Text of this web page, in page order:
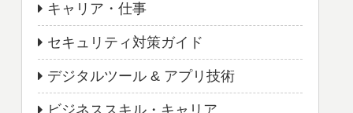
キャリア・仕事
セキュリティ対策ガイド
デジタルツール & アプリ技術